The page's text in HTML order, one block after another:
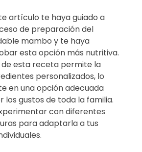
artículo te haya guiado a
de preparación del
mambo y te haya
esta opción más nutritiva.
de esta receta permite la
personalizados, lo
en una opción adecuada
los gustos de toda la familia.
con diferentes
para adaptarla a tus